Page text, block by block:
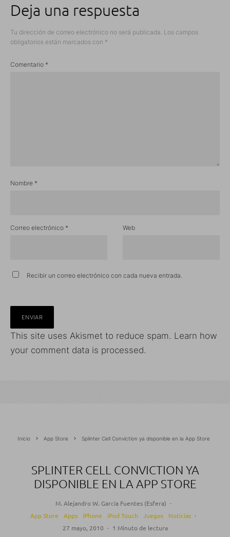
Deja una respuesta
Tu dirección de correo electrónico no será publicada. Los campos
obligatorios están marcados con *
Comentario *
Nombre *
Correo electrónico * Web
Recibir un correo electrónico con cada nueva entrada.
This site uses Akismet to reduce spam. Learn how
your comment data is processed.
Inicio App Store Splinter Cell Conviction ya disponible en la App Store
SPLINTER CELL CONVICTION YA
DISPONIBLE EN LA APP STORE
M. Alejandro W. García Fuentes (Esfera) ·
App Store
Apps iPhone iPod Touch Juegos Noticias ·
27 mayo, 2010 · 1 Minuto de lectura